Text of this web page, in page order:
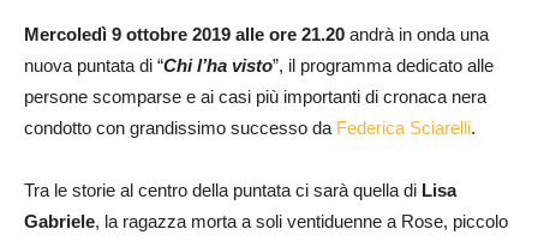
Mercoledì 9 ottobre 2019 alle ore 21.20 andrà in onda una
nuova puntata di “Chi l’ha visto”, il programma dedicato alle
persone scomparse e ai casi più importanti di cronaca nera
condotto con grandissimo successo da Federica Sciarelli.
Tra le storie al centro della puntata ci sarà quella di Lisa
Gabriele, la ragazza morta a soli ventiduenne a Rose, piccolo